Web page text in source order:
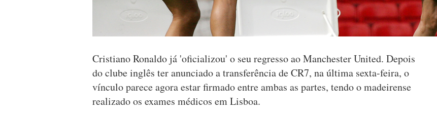
Cristiano Ronaldo já 'oficializou' o seu regresso ao Manchester United. Depois
do clube inglês ter anunciado a transferência de CR7, na última sexta-feira, o
vínculo parece agora estar firmado entre ambas as partes, tendo o madeirense
realizado os exames médicos em Lisboa.